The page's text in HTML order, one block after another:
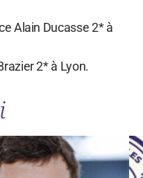
Alain Ducasse 2* à
2* à Lyon.